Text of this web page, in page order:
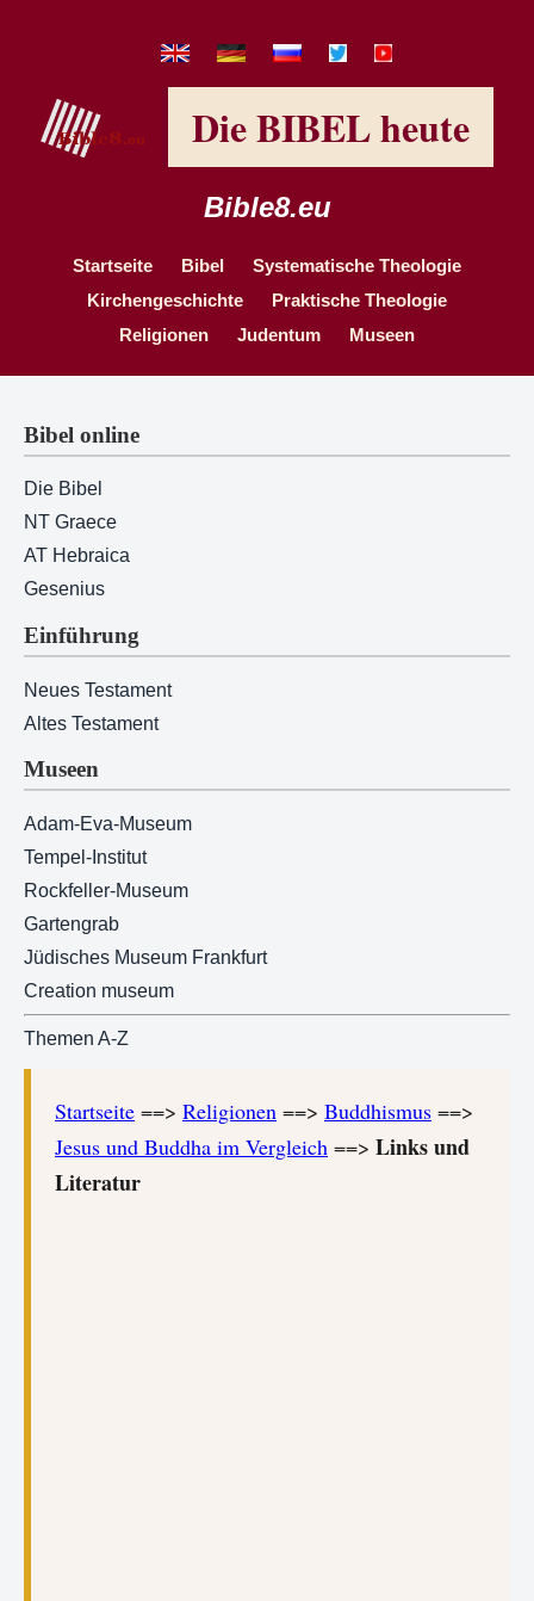
Die BIBEL heute
Bible8.eu
Startseite Bibel
Systematische Theologie
Kirchengeschichte
Praktische Theologie
Religionen
Judentum Museen
Bibel online
Die Bibel
NT Graece
AT Hebraica
Gesenius
Einführung
Neues Testament
Altes Testament
Museen
Adam-Eva-Museum
Tempel-Institut
Rockfeller-Museum
Gartengrab
Jüdisches Museum Frankfurt
Creation museum
Themen A-Z
Startseite ==> Religionen ==> Buddhismus ==>
Jesus und Buddha im Vergleich ==> Links und
Literatur